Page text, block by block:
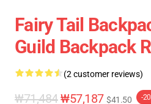
Fairy Tail
Guild Backpack
(2 customer reviews)
₩71,484₩57,187 $41.50 -